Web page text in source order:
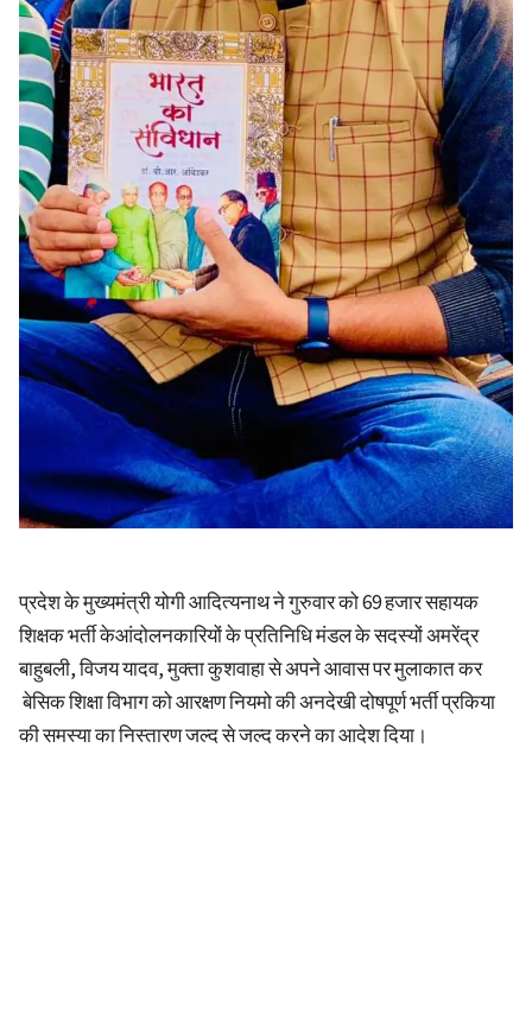
प्रदेश के मुख्यमंत्री योगी आदित्यनाथ ने गुरुवार को 69 हजार सहायक
शिक्षक भर्ती केआंदोलनकारियों के प्रतिनिधि मंडल के सदस्यों अमरेंद्र
बाहुबली, विजय यादव, मुक्ता कुशवाहा से अपने आवास पर मुलाकात कर
बेसिक शिक्षा विभाग को आरक्षण नियमो की अनदेखी दोषपूर्ण भर्ती प्रकिया
की समस्या का निस्तारण जल्द से जल्द करने का आदेश दिया।